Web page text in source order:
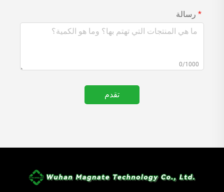
رسالة
0/1000
تقدم